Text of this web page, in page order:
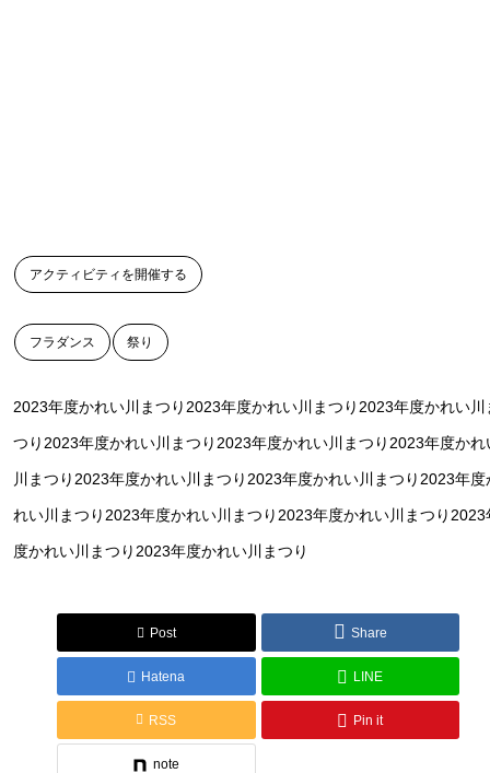
アクティビティを開催する
フラダンス 祭り
2023年度かれい川まつり2023年度かれい川まつり2023年度かれい川
つり2023年度かれい川まつり2023年度かれい川まつり2023年度かれ
川まつり2023年度かれい川まつり2023年度かれい川まつり2023年度
れい川まつり2023年度かれい川まつり2023年度かれい川まつり2023
度かれい川まつり2023年度かれい川まつり
Post Share
Hatena LINE
RSS Pin it
note